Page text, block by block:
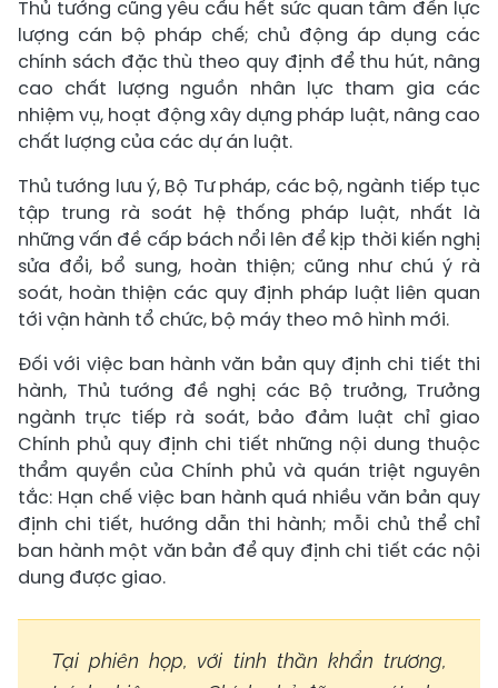
Thủ tướng cũng yêu cầu hết sức quan tâm đến lực
lượng cán bộ pháp chế; chủ động áp dụng các
chính sách đặc thù theo quy định để thu hút, nâng
cao chất lượng nguồn nhân lực tham gia các
nhiệm vụ, hoạt động xây dựng pháp luật, nâng cao
chất lượng của các dự án luật.
Thủ tướng lưu ý, Bộ Tư pháp, các bộ, ngành tiếp tục
tập trung rà soát hệ thống pháp luật, nhất là
những vấn đề cấp bách nổi lên để kịp thời kiến nghị
sửa đổi, bổ sung, hoàn thiện; cũng như chú ý rà
soát, hoàn thiện các quy định pháp luật liên quan
tới vận hành tổ chức, bộ máy theo mô hình mới.
Đối với việc ban hành văn bản quy định chi tiết thi
hành, Thủ tướng đề nghị các Bộ trưởng, Trưởng
ngành trực tiếp rà soát, bảo đảm luật chỉ giao
Chính phủ quy định chi tiết những nội dung thuộc
thẩm quyền của Chính phủ và quán triệt nguyên
tắc: Hạn chế việc ban hành quá nhiều văn bản quy
định chi tiết, hướng dẫn thi hành; mỗi chủ thể chỉ
ban hành một văn bản để quy định chi tiết các nội
dung được giao.
Tại phiên họp, với tinh thần khẩn trương,